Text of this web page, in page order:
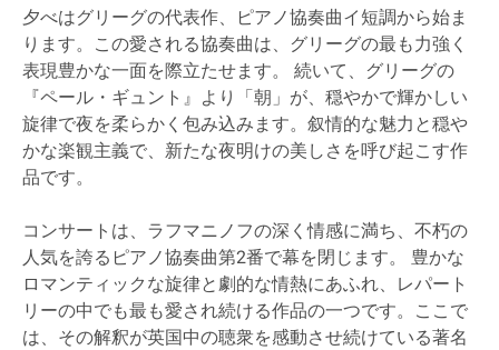
夕べはグリーグの代表作、ピアノ協奏曲イ短調から始ま
ります。この愛される協奏曲は、グリーグの最も力強く
表現豊かな一面を際立たせます。 続いて、グリーグの
『ペール・ギュント』より「朝」が、穏やかで輝かしい
旋律で夜を柔らかく包み込みます。叙情的な魅力と穏や
かな楽観主義で、新たな夜明けの美しさを呼び起こす作
品です。
コンサートは、ラフマニノフの深く情感に満ち、不朽の
人気を誇るピアノ協奏曲第2番で幕を閉じます。 豊かな
ロマンティックな旋律と劇的な情熱にあふれ、レパート
リーの中でも最も愛され続ける作品の一つです。ここで
は、その解釈が英国中の聴衆を感動させ続けている著名